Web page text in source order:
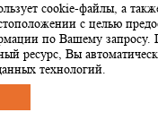
Streptococcus pyogenes
Streptococcus pyogenes
Streptococcus
поверхности)
cookie-файлы, а
с целью
по Вашему запросу.
ресурс, Вы
технологий.